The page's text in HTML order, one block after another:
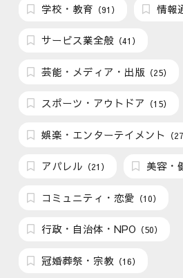
学校・教育 （91） 情報
サービス業全般 （41）
芸能・メディア・出版 （25）
スポーツ・アウトドア （15）
娯楽・エンターテイメント （
アパレル （21） 美容・
コミュニティ・恋愛 （10）
行政・自治体・NPO （50）
冠婚葬祭・宗教 （16）